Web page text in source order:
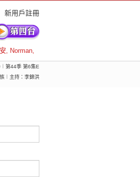
新用戶註冊
, Norman,
第44季 第6集E
︱主持：李錦洪